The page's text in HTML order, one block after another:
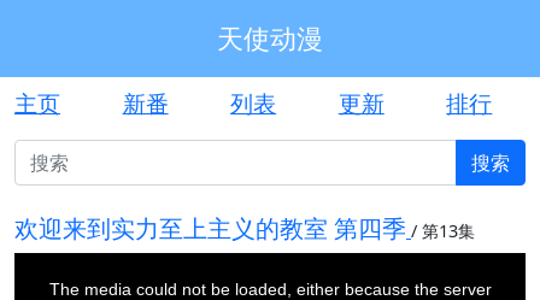
天使动漫
主页 新番 列表 更新 排行
搜索
欢迎来到实力至上主义的教室 第四季 / 第13集